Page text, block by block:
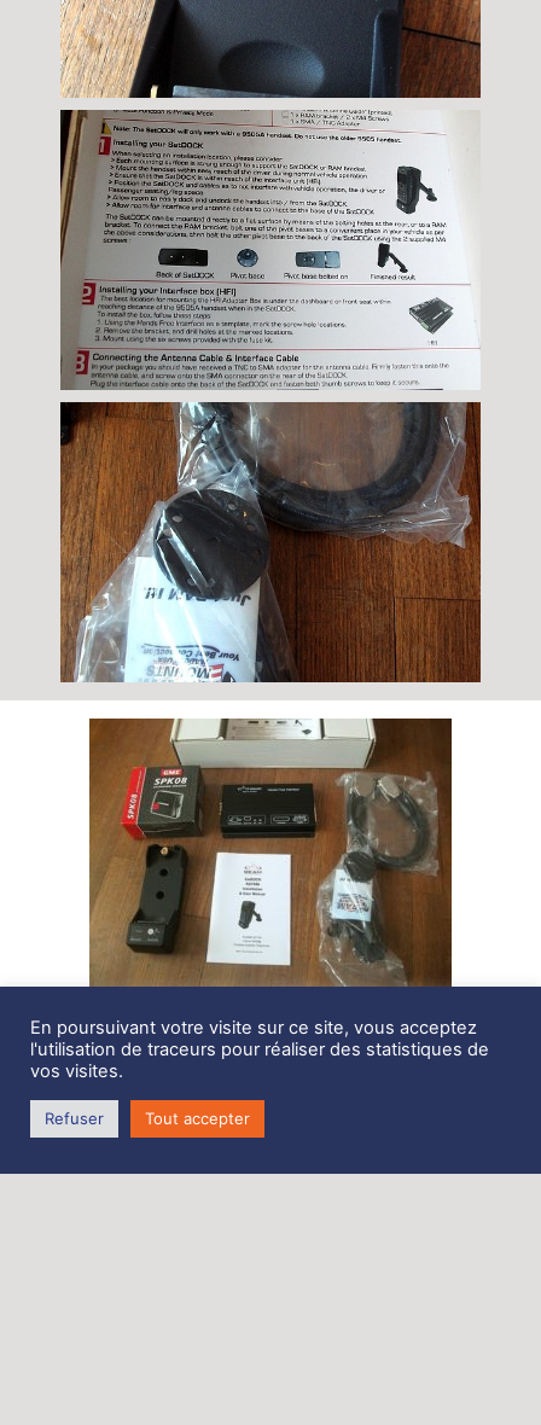
Description
Kit Main libre Iridium
En poursuivant votre visite sur ce site, vous acceptez
l'utilisation de traceurs pour réaliser des statistiques de
vos visites.
Refuser Tout accepter